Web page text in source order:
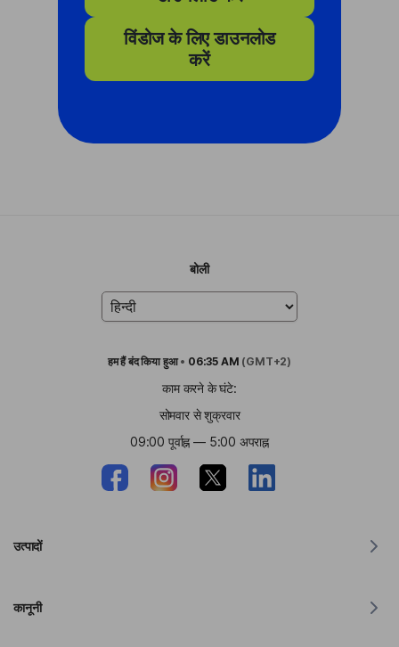
विंडोज के लिए डाउनलोड
करें
बोली
हम हैंबंद किया हुआ • 06:35 AM (GMT+2)
काम करने के घंटे:
सोमवार से शुक्रवार
09:00 पूर्वाह्न — 5:00 अपराह्न
उत्पादों
कानूनी